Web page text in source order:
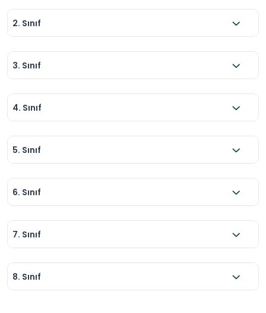
2. Sınıf
3. Sınıf
4. Sınıf
5. Sınıf
6. Sınıf
7. Sınıf
8. Sınıf